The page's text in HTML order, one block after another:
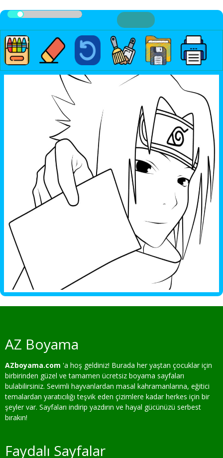
AZ Boyama
AZboyama.com 'a hoş geldiniz! Burada her yaştan çocuklar için
birbirinden güzel ve tamamen ücretsiz boyama sayfaları
bulabilirsiniz. Sevimli hayvanlardan masal kahramanlarına, eğitici
temalardan yaratıcılığı teşvik eden çizimlere kadar herkes için bir
şeyler var. Sayfaları indirip yazdırın ve hayal gücünüzü serbest
bırakın!
Faydalı Sayfalar